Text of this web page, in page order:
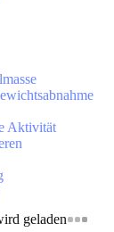
geladen
Aktivität